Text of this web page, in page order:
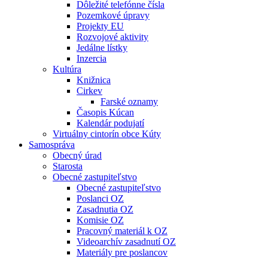
Dôležité telefónne čísla
Pozemkové úpravy
Projekty EU
Rozvojové aktivity
Jedálne lístky
Inzercia
Kultúra
Knižnica
Cirkev
Farské oznamy
Časopis Kúcan
Kalendár podujatí
Virtuálny cintorín obce Kúty
Samospráva
Obecný úrad
Starosta
Obecné zastupiteľstvo
Obecné zastupiteľstvo
Poslanci OZ
Zasadnutia OZ
Komisie OZ
Pracovný materiál k OZ
Videoarchív zasadnutí OZ
Materiály pre poslancov